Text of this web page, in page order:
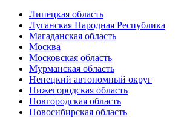
Липецкая область
Луганская Народная Республика
Магаданская область
Москва
Московская область
Мурманская область
Ненецкий автономный округ
Нижегородская область
Новгородская область
Новосибирская область